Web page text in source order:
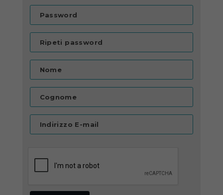
Password
Ripeti password
Nome
Cognome
Indirizzo E-mail